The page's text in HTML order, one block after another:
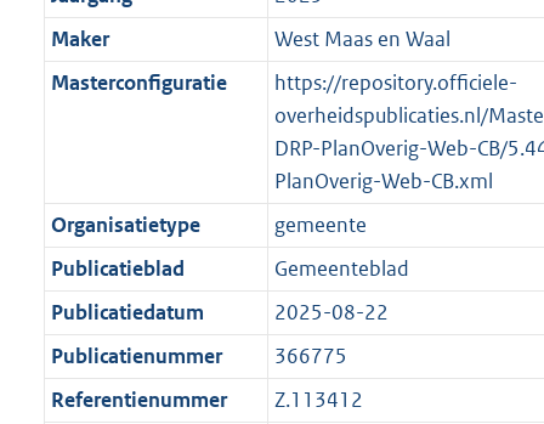
Maker
West Maas en Waal
Masterconfiguratie
https://repository.officiele-
overheidspublicaties.nl/
DRP-PlanOverig-Web-CB/
PlanOverig-Web-CB.xml
Organisatietype
gemeente
Publicatieblad
Gemeenteblad
Publicatiedatum
2025-08-22
Publicatienummer
366775
Referentienummer
Z.113412